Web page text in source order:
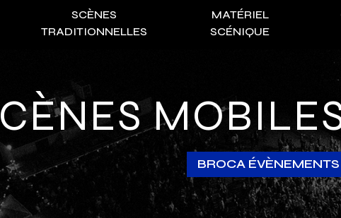
SCÈNES
TRADITIONNELLES
MATÉRIEL
SCÉNIQUE
SCÈNES
BROCA ÉVÈNEMENTS